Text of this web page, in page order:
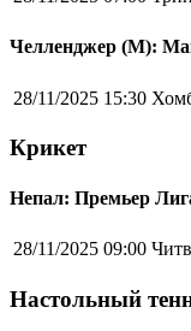
Челленджер (М):
28/11/2025 15:30
Крикет
Непал: Премьер
28/11/2025 09:00
Настольный